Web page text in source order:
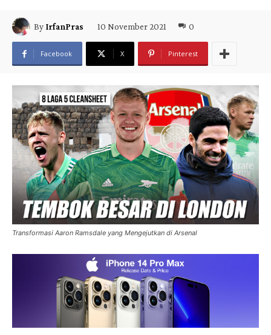
By IrfanPras 10 November 2021 0
Facebook X Pinterest
Transformasi Aaron Ramsdale yang Mengejutkan di Arsenal